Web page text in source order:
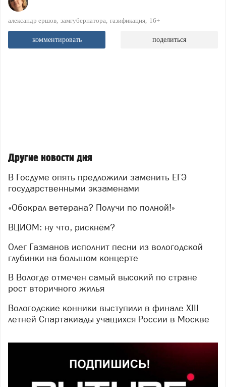
александр ершов замгубернатора газификация 16+
комментировать поделиться
Другие новости дня
В Госдуме опять предложили заменить ЕГЭ
государственными экзаменами
«Обокрал ветерана? Получи по полной!»
ВЦИОМ: ну что, рискнём?
Олег Газманов исполнит песни из вологодской
глубинки на большом концерте
В Вологде отмечен самый высокий по стране
рост вторичного жилья
Вологодские конники выступили в финале XIII
летней Спартакиады учащихся России в Москве